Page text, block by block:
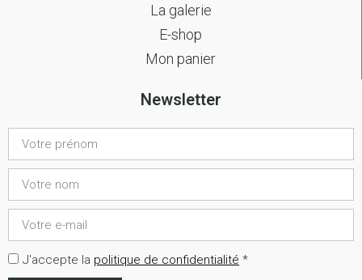
La galerie
E-shop
Mon panier
Newsletter
J'accepte la politique de confidentialité *